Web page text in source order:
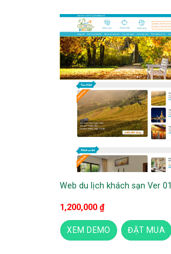
Web du lịch khách sạn Ver 01
1,200,000 ₫
XEM DEMO ĐẶT MUA